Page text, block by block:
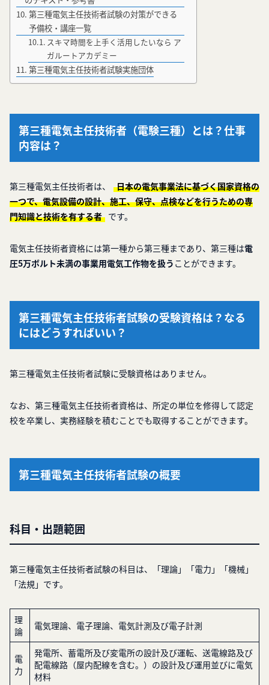
第三種電気主任技術者試験の対策ができる
予備校・講座一覧
スキマ時間を上手く活用したいなら ア
ガルートアカデミー
第三種電気主任技術者試験実施団体
第三種電気主任技術者（電験三種）とは？仕事
内容は？
第三種電気主任技術者は、
日本の電気事業法に基づく国家資格の
一つで、電気設備の設計、施工、保守、点検などを行うための専
門知識と技術を有する者 です。
電気主任技術者資格には第一種から第三種まであり、第三種は電
圧5万ボルト未満の事業用電気工作物を扱う ことができます。
第三種電気主任技術者試験の受験資格は？なる
にはどうすればいい？
第三種電気主任技術者試験に受験資格はありません。
なお、第三種電気主任技術者資格は、所定の単位を修得して認定
校を卒業し、実務経験を積むことでも取得することができます。
第三種電気主任技術者試験の概要
科目・出題範囲
第三種電気主任技術者試験の科目は、「理論」「電力」「機械」
「法規」です。
理
論
電気理論、電子理論、電気計測及び電子計測
電
力
発電所、蓄電所及び変電所の設計及び運転、送電線路及び
配電線路（屋内配線を含む。）の設計及び運用並びに電気
材料